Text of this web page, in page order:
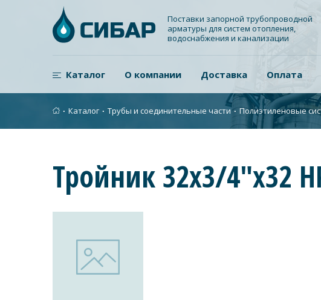
Поставки запорной трубопроводной
арматуры для систем отопления,
водоснабжения и канализации
Каталог О компании Доставка Оплата
∙ Каталог ∙ Трубы и соединительные части ∙ Полиэтиленовые
Тройник 32х3/4"х32